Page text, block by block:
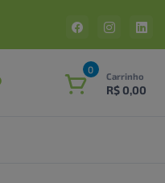
0
Carrinho
R$ 0,00